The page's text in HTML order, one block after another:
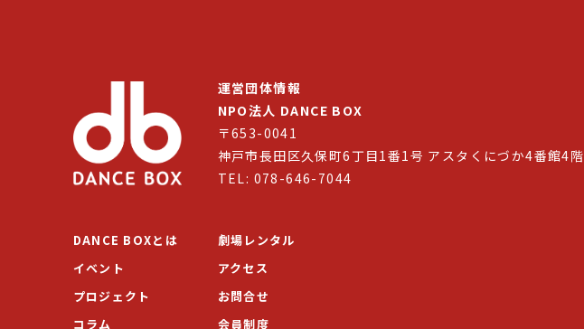
運営団体情報
NPO法人 DANCE BOX
〒653-0041
神戸市長田区久保町6丁目1番1号 アスタくにづか4番館4階
TEL: 078-646-7044
DANCE BOXとは
イベント
プロジェクト
コラム
劇場レンタル
アクセス
お問合せ
会員制度